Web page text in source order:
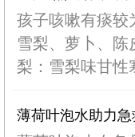
孩子咳嗽有痰较
雪梨、萝卜、
梨：雪梨味甘性
薄荷叶泡水助力